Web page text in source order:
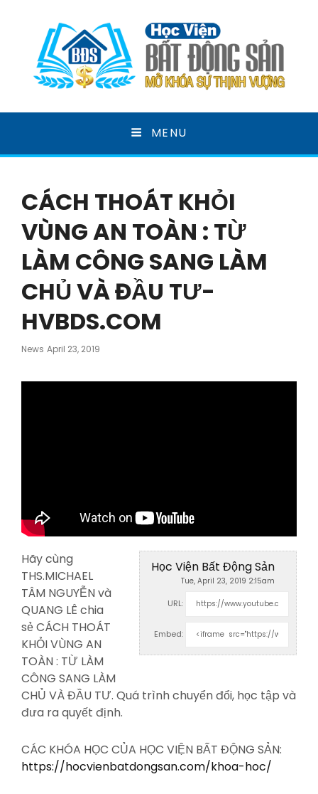
HỌC VIỆN BẤT ĐỘNG
SẢN
MENU
CÁCH THOÁT KHỎI
VÙNG AN TOÀN : TỪ
LÀM CÔNG SANG LÀM
CHỦ VÀ ĐẦU TƯ-
HVBDS.COM
News Posted
April 23, 2019
Học Viện Bất Động Sản
Tue, April 23, 2019 2:15am
URL:
Embed:
Hãy cùng
THS.MICHAEL
TÂM NGUYỄN và
QUANG LÊ chia
sẻ CÁCH THOÁT
KHỎI VÙNG AN
TOÀN : TỪ LÀM
CÔNG SANG LÀM
CHỦ VÀ ĐẦU TƯ. Quá trình chuyển đổi, học tập và
đưa ra quyết định.
CÁC KHÓA HỌC CỦA HỌC VIỆN BẤT ĐỘNG SẢN:
https://hocvienbatdongsan.com/khoa-hoc/